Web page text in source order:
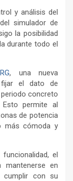
y análisis del
simulador de
la posibilidad
durante todo el
, una nueva
fijar el dato de
concreto
permite al
de potencia
más cómoda y
el
mantenerse en
cumplir con su